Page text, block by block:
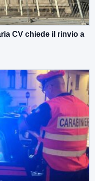
CV chiede il rinvio a